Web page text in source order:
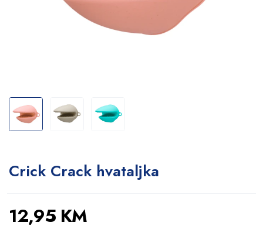
Crick Crack hvataljka
12,95 KM